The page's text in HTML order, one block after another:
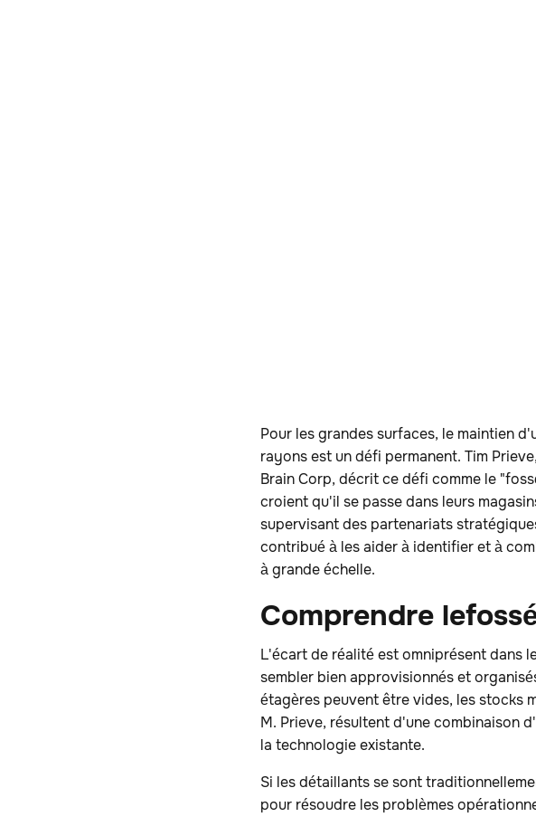
Pour les grandes surfaces, le maintien
rayons est un défi permanent. Tim
Brain Corp, décrit ce défi comme le
croient qu'il se passe dans leurs
supervisant des partenariats
contribué à les aider à identifier et à
à grande échelle.
‍Comprendre le
L'écart de réalité est omniprésent dans
sembler bien approvisionnés et
étagères peuvent être vides, les stocks
M. Prieve, résultent d'une combinaison
la technologie existante.
Si les détaillants se sont
pour résoudre les problèmes